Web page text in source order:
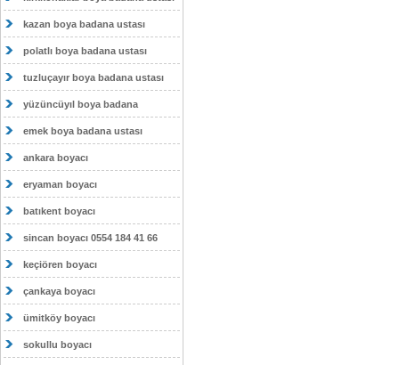
kazan boya badana ustası
polatlı boya badana ustası
tuzluçayır boya badana ustası
yüzüncüyıl boya badana
emek boya badana ustası
ankara boyacı
eryaman boyacı
batıkent boyacı
sincan boyacı 0554 184 41 66
keçiören boyacı
çankaya boyacı
ümitköy boyacı
sokullu boyacı